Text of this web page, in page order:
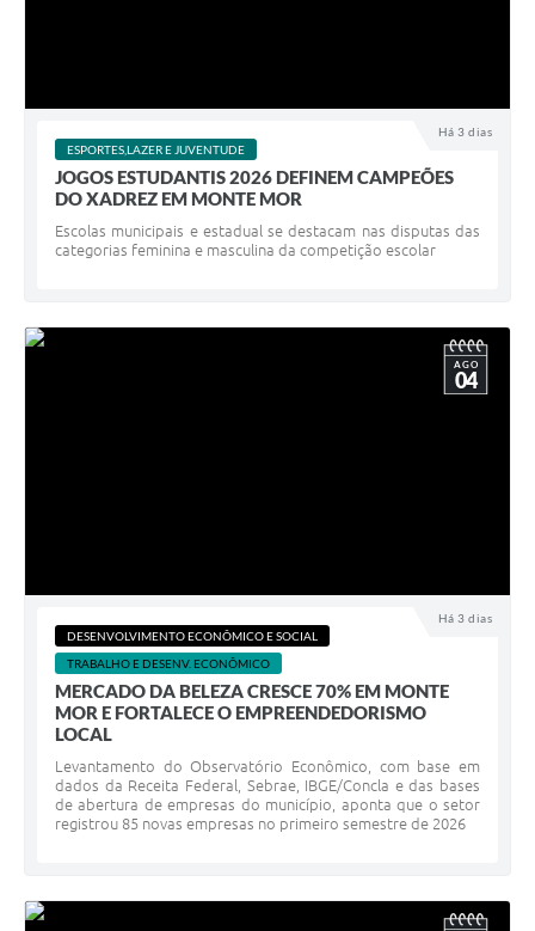
Há 3 dias
ESPORTES,LAZER E JUVENTUDE
JOGOS ESTUDANTIS 2026 DEFINEM CAMPEÕES
DO XADREZ EM MONTE MOR
Escolas municipais e estadual se destacam nas disputas das
categorias feminina e masculina da competição escolar
Há 3 dias
AGO
04
DESENVOLVIMENTO ECONÔMICO E SOCIAL
TRABALHO E DESENV. ECONÔMICO
MERCADO DA BELEZA CRESCE 70% EM MONTE
MOR E FORTALECE O EMPREENDEDORISMO
LOCAL
Levantamento do Observatório Econômico, com base em
dados da Receita Federal, Sebrae, IBGE/Concla e das bases
de abertura de empresas do município, aponta que o setor
registrou 85 novas empresas no primeiro semestre de 2026